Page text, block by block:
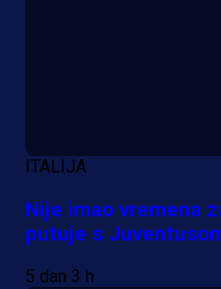
ITALIJA
Nije imao vremena
putuje s
5 dan 3 h